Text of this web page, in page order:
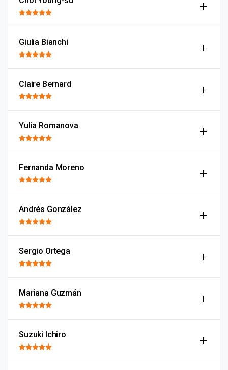
Giulia Bianchi
Claire Bernard
Yulia Romanova
Fernanda Moreno
Andrés González
Sergio Ortega
Mariana Guzmán
Suzuki Ichiro